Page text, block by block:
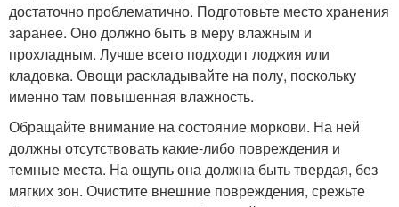
достаточно проблематично. Подготовьте место хранения
заранее. Оно должно быть в меру влажным и
прохладным. Лучше всего подходит лоджия или
кладовка. Овощи раскладывайте на полу, поскольку
именно там повышенная влажность.
Обращайте внимание на состояние моркови. На ней
должны отсутствовать какие-либо повреждения и
темные места. На ощупь она должна быть твердая, без
мягких зон. Очистите внешние повреждения, срежьте